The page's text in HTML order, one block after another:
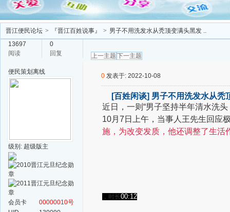
晋江便民论坛 > 『晋江百姓说事』 > 男子不用洗发水从秃顶变满头黑发 ..
13697
阅读
0
回复
上一主题 下一主题
便民策划 离线
级别: 超级版主
会员卡
00000010号
0 发表于: 2022-10-08
[百姓闲谈] 男子不用洗发水从秃
近日，一则“男子坚持半年清水洗
10月7日上午，当事人王先生回应
施，为改变发质，他还调整了生活
，时长00:12